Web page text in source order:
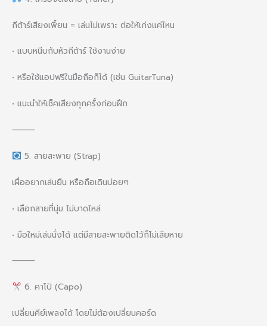
กีต้าร์เสียงเพี้ยน = เล่นไม่เพราะ ต่อให้เก่งแค่ไหน
• แบบหนีบกับหัวกีต้าร์ ใช้งานง่าย
• หรือใช้แอปฟรีในมือถือก็ได้ (เช่น GuitarTuna)
• แนะนำให้เช็คเสียงทุกครั้งก่อนฝึก
⸻
5. สายสะพาย (Strap)
เผื่ออยากเล่นยืน หรือถือเดินบ่อยๆ
• เลือกสายที่นุ่ม ไม่บาดไหล่
• มือใหม่เล่นนั่งได้ แต่มีสายสะพายติดไว้ก็ไม่เสียหาย
⸻
6. คาโป้ (Capo)
เปลี่ยนคีย์เพลงได้ โดยไม่ต้องเปลี่ยนคอร์ด